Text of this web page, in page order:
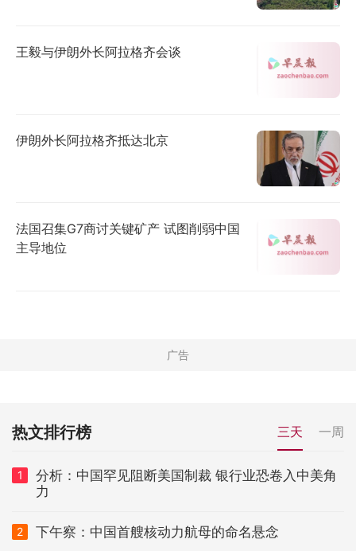
王毅与伊朗外长阿拉格齐会谈
伊朗外长阿拉格齐抵达北京
法国召集G7商讨关键矿产 试图削弱中国
主导地位
热文排行榜 三天 一周
1
分析：中国罕见阻断美国制裁 银行业恐卷入中美角
力
2 下午察：中国首艘核动力航母的命名悬念